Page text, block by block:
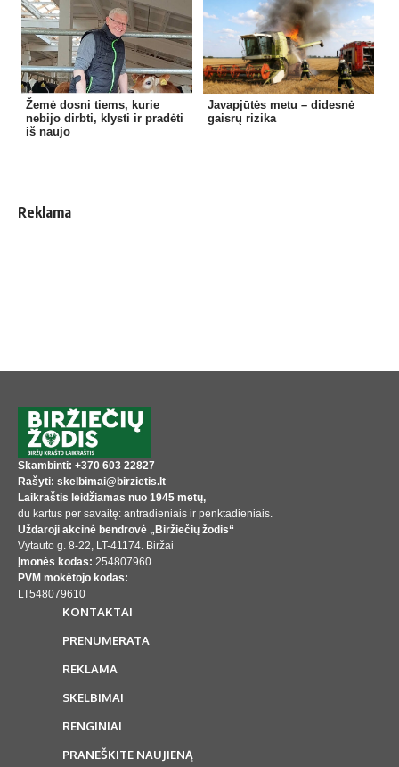
Žemė dosni tiems, kurie
nebijo dirbti, klysti ir pradėti
iš naujo
Javapjūtės metu – didesnė
gaisrų rizika
Reklama
Skambinti: +370 603 22827
Rašyti: skelbimai@birzietis.lt
Laikraštis leidžiamas nuo 1945 metų,
du kartus per savaitę: antradieniais ir penktadieniais.
Uždaroji akcinė bendrovė „Biržiečių žodis“
Vytauto g. 8-22, LT-41174. Biržai
Įmonės kodas: 254807960
PVM mokėtojo kodas:
LT548079610
KONTAKTAI
PRENUMERATA
REKLAMA
SKELBIMAI
RENGINIAI
PRANEŠKITE NAUJIENĄ